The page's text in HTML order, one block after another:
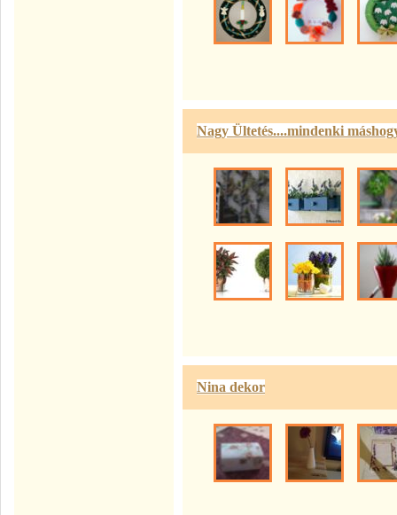
Nagy Ültetés....mindenki
Nina dekor